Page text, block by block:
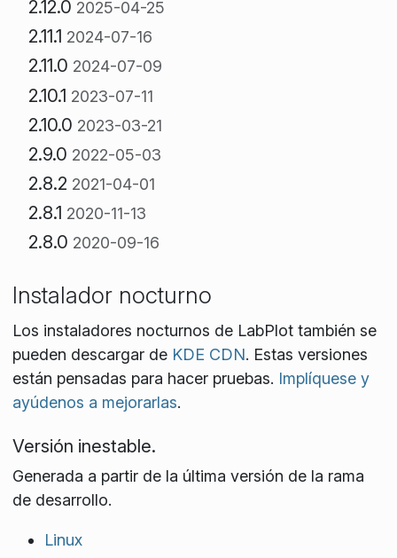
2.12.0 2025-04-25
2.11.1 2024-07-16
2.11.0 2024-07-09
2.10.1 2023-07-11
2.10.0 2023-03-21
2.9.0 2022-05-03
2.8.2 2021-04-01
2.8.1 2020-11-13
2.8.0 2020-09-16
Instalador nocturno
Los instaladores nocturnos de LabPlot también se
pueden descargar de KDE CDN. Estas versiones
están pensadas para hacer pruebas. Implíquese y
ayúdenos a mejorarlas.
Versión inestable.
Generada a partir de la última versión de la rama
de desarrollo.
Linux